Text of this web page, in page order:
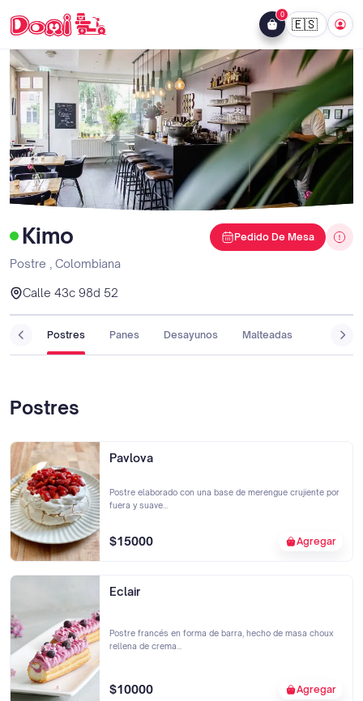
0
🇪🇸
Kimo
Postre Colombiana
Calle 43c 98d 52
Pedido De Mesa
Postres Panes Desayunos Malteadas
Postres
Pavlova
Postre elaborado con una base de merengue crujiente por
fuera y suave...
$15000 Agregar
Eclair
Postre francés en forma de barra, hecho de masa choux
rellena de crema...
$10000 Agregar